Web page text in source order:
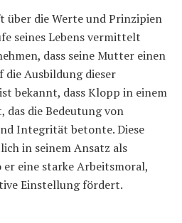
über die Werte und Prinzipien
seines Lebens vermittelt
dass seine Mutter einen
die Ausbildung dieser
bekannt, dass Klopp in einem
das die Bedeutung von
Integrität betonte. Diese
in seinem Ansatz als
eine starke Arbeitsmoral,
Einstellung fördert.